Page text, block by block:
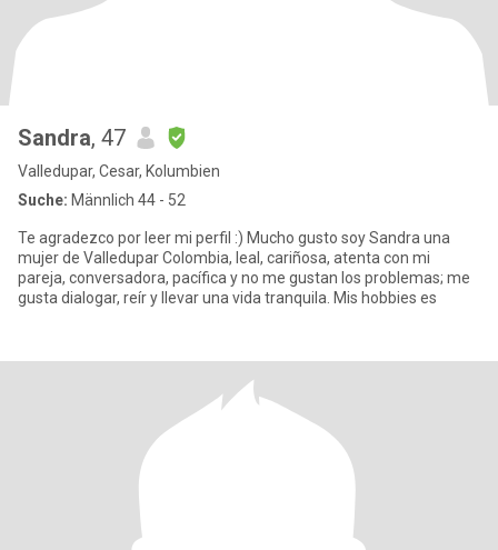
Sandra, 47
Valledupar, Cesar, Kolumbien
Suche: Männlich 44 - 52
Te agradezco por leer mi perfil :) Mucho gusto soy Sandra una
mujer de Valledupar Colombia, leal, cariñosa, atenta con mi
pareja, conversadora, pacífica y no me gustan los problemas; me
gusta dialogar, reír y llevar una vida tranquila. Mis hobbies es